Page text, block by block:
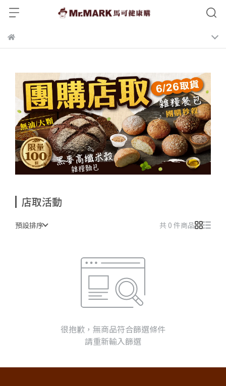
店取活動
預設排序 共 0 件商品
很抱歉，無商品符合篩選條件
請重新輸入篩選